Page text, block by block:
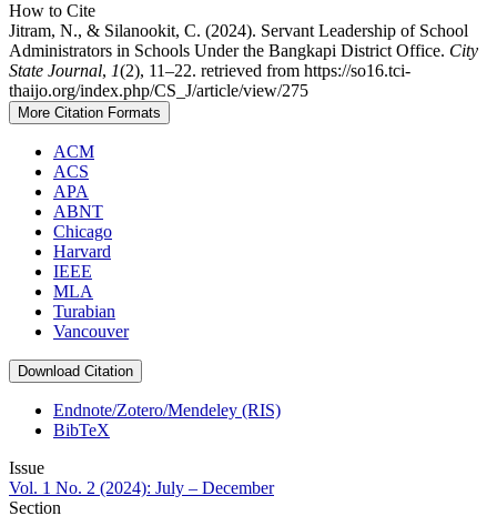
How to Cite
Jitram, N., & Silanookit, C. (2024). Servant Leadership of School
Administrators in Schools Under the Bangkapi District Office. City
State Journal, 1(2), 11–22. retrieved from https://so16.tci-
thaijo.org/index.php/CS_J/article/view/275
More Citation Formats
ACM
ACS
APA
ABNT
Chicago
Harvard
IEEE
MLA
Turabian
Vancouver
Download Citation
Endnote/Zotero/Mendeley (RIS)
BibTeX
Issue
Vol. 1 No. 2 (2024): July – December
Section